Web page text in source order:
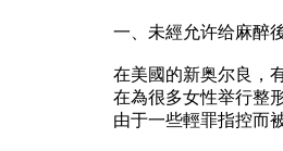
一、未經允许给麻醉
在美國的新奥尔良，
在為很多女性举行整
由于一些輕罪指控而